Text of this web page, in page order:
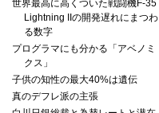
世界最高に高くついた戦闘機F-35
Lightning IIの開発遅れにまつわ
る数字
プログラマにも分かる「アベノミ
クス」
子供の知性の最大40%は遺伝
真のデフレ派の主張